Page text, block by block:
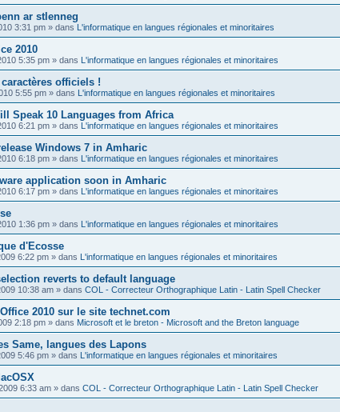
ar stlenneg
3:31 pm » dans L'informatique en langues régionales et minoritaires
2010
5:35 pm » dans L'informatique en langues régionales et minoritaires
officiels !
5:55 pm » dans L'informatique en langues régionales et minoritaires
Speak 10 Languages from Africa
6:21 pm » dans L'informatique en langues régionales et minoritaires
Windows 7 in Amharic
6:18 pm » dans L'informatique en langues régionales et minoritaires
application soon in Amharic
6:17 pm » dans L'informatique en langues régionales et minoritaires
1:36 pm » dans L'informatique en langues régionales et minoritaires
d'Ecosse
6:22 pm » dans L'informatique en langues régionales et minoritaires
reverts to default language
10:38 am » dans COL - Correcteur Orthographique Latin - Latin Spell Checker
2010 sur le site technet.com
2:18 pm » dans Microsoft et le breton - Microsoft and the Breton language
Same, langues des Lapons
5:46 pm » dans L'informatique en langues régionales et minoritaires
6:33 am » dans COL - Correcteur Orthographique Latin - Latin Spell Checker